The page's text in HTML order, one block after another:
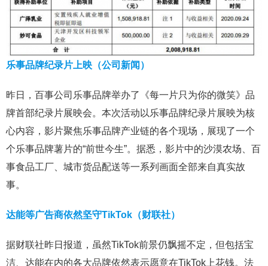
乐事品牌纪录片上映（公司新闻）
昨日，百事公司乐事品牌举办了《每一片只为你的微笑》品
牌首部纪录片展映会。本次活动以乐事品牌纪录片展映为核
心内容，影片聚焦乐事品牌产业链的各个现场，展现了一个
个乐事品牌薯片的“前世今生”。据悉，影片中的沙漠农场、百
事食品工厂、城市货品配送等一系列画面全部来自真实故
事。
达能等广告商依然坚守TikTok（财联社）
据财联社昨日报道，虽然TikTok前景仍飘摇不定，但包括宝
洁、达能在内的各大品牌依然表示愿意在TikTok上花钱。法